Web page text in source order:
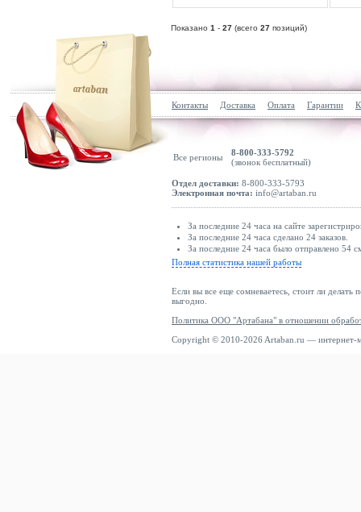
Показано 1 - 27 (всего 27 позиций)
Контакты Доставка Оплата Гарантии
Все регионы
8-800-333-5792
(звонок бесплатный)
Отдел доставки: 8-800-333-5793
Электронная почта: info@artaban.ru
За последние 24 часа на сайте
За последние 24 часа сделано 24 заказов.
За последние 24 часа было отправлено 54
Полная статистика нашей работы
Если вы все еще сомневаетесь, стоит ли делать
выгодно.
Политика ООО "Артабана" в отношении
Copyright © 2010-2026 Artaban.ru — интернет-